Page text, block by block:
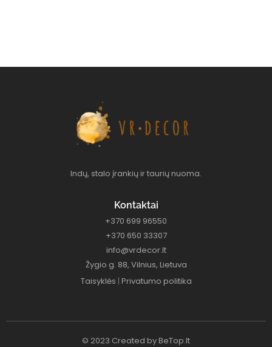
Indų, stalo įrankių ir taurių nuoma.
Kontaktai
+370 699 96550
+370 650 33307
info@vrdecor.lt
Žygio g. 88, Vilnius, Lietuva
Taisyklės | Privatumo politika
© 2023 Created byBeTop.lt